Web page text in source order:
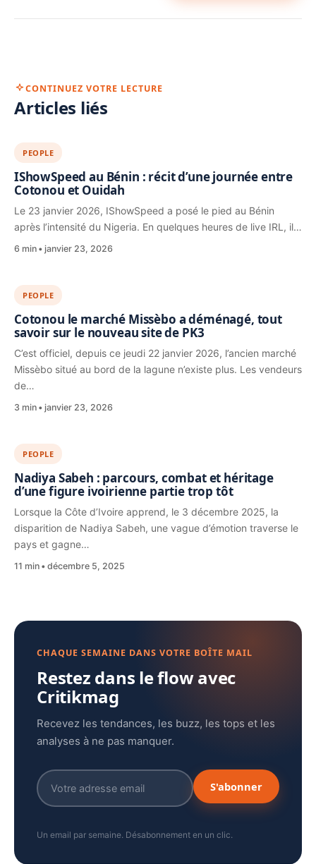
CONTINUEZ VOTRE LECTURE
Articles liés
PEOPLE
IShowSpeed au Bénin : récit d’une journée entre
Cotonou et Ouidah
Le 23 janvier 2026, IShowSpeed a posé le pied au Bénin
après l’intensité du Nigeria. En quelques heures de live IRL, il…
6 min janvier 23, 2026
PEOPLE
Cotonou le marché Missèbo a déménagé, tout
savoir sur le nouveau site de PK3
C’est officiel, depuis ce jeudi 22 janvier 2026, l’ancien marché
Missèbo situé au bord de la lagune n’existe plus. Les vendeurs
de…
3 min janvier 23, 2026
PEOPLE
Nadiya Sabeh : parcours, combat et héritage
d’une figure ivoirienne partie trop tôt
Lorsque la Côte d’Ivoire apprend, le 3 décembre 2025, la
disparition de Nadiya Sabeh, une vague d’émotion traverse le
pays et gagne…
11 min décembre 5, 2025
CHAQUE SEMAINE DANS VOTRE BOÎTE MAIL
Restez dans le flow avec
Critikmag
Recevez les tendances, les buzz, les tops et les
analyses à ne pas manquer.
S'abonner
Un email par semaine. Désabonnement en un clic.